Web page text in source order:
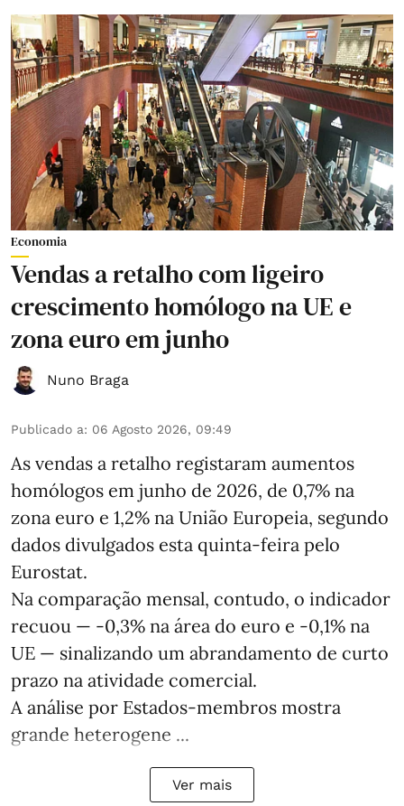
Economia
Vendas a retalho com ligeiro
crescimento homólogo na UE e
zona euro em junho
Nuno Braga
Publicado a: 06 Agosto 2026, 09:49
As vendas a retalho registaram aumentos
homólogos em junho de 2026, de 0,7% na
zona euro e 1,2% na União Europeia, segundo
dados divulgados esta quinta-feira pelo
Eurostat.
Na comparação mensal, contudo, o indicador
recuou — -0,3% na área do euro e -0,1% na
UE — sinalizando um abrandamento de curto
prazo na atividade comercial.
A análise por Estados‑membros mostra
grande heterogene ...
Ver mais